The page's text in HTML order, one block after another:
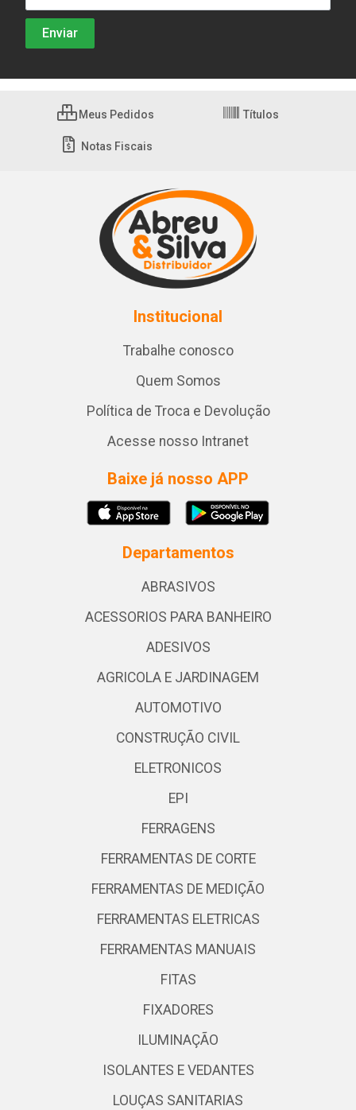
Meus Pedidos Títulos
Notas Fiscais
Institucional
Trabalhe conosco
Quem Somos
Política de Troca e Devolução
Acesse nosso Intranet
Baixe já nosso APP
Departamentos
ABRASIVOS
ACESSORIOS PARA BANHEIRO
ADESIVOS
AGRICOLA E JARDINAGEM
AUTOMOTIVO
CONSTRUÇÃO CIVIL
ELETRONICOS
EPI
FERRAGENS
FERRAMENTAS DE CORTE
FERRAMENTAS DE MEDIÇÃO
FERRAMENTAS ELETRICAS
FERRAMENTAS MANUAIS
FITAS
FIXADORES
ILUMINAÇÃO
ISOLANTES E VEDANTES
LOUÇAS SANITARIAS